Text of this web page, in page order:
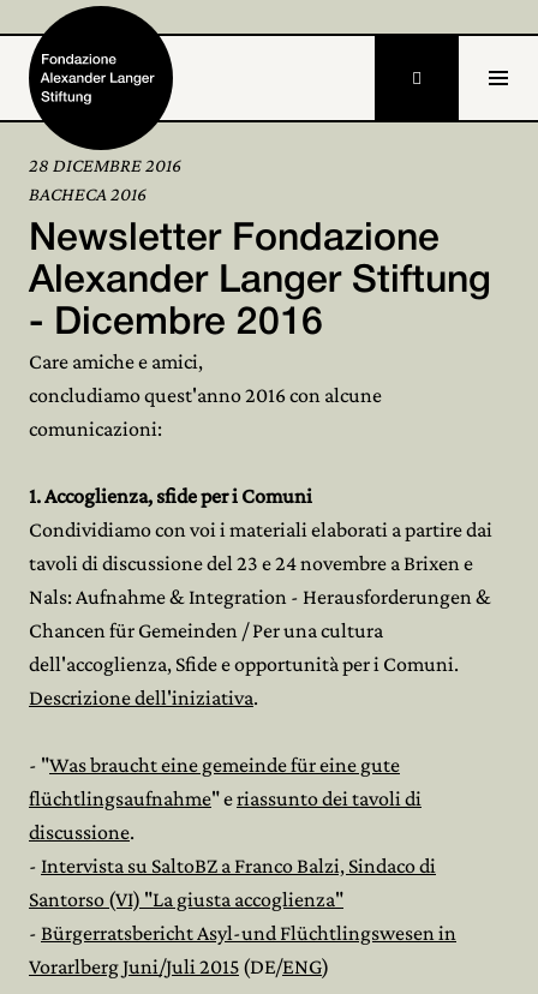
Home
Fondazione
Attività e progetti
Alexander Langer
Archivio
Partecipa

28 DICEMBRE 2016
BACHECA 2016
Newsletter Fondazione
Alexander Langer Stiftung
- Dicembre 2016
Care amiche e amici,
concludiamo quest'anno 2016 con alcune
comunicazioni:
1. Accoglienza, sfide per i Comuni
Condividiamo con voi i materiali elaborati a partire dai
tavoli di discussione del 23 e 24 novembre a Brixen e
Nals: Aufnahme & Integration - Herausforderungen &
Chancen für Gemeinden / Per una cultura
dell'accoglienza, Sfide e opportunità per i Comuni.
Descrizione dell'iniziativa.
- "Was braucht eine gemeinde für eine gute
flüchtlingsaufnahme" eriassunto dei tavoli di
discussione.
- Intervista su SaltoBZ a Franco Balzi, Sindaco di
Santorso (VI) "La giusta accoglienza"
- Bürgerratsbericht Asyl-und Flüchtlingswesen in
Vorarlberg Juni/Juli 2015 (DE/ENG)